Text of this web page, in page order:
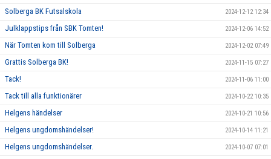
Solberga BK Futsalskola 2024-12-12 12:34
Julklappstips från SBK Tomten! 2024-12-06 14:52
När Tomten kom till Solberga 2024-12-02 07:49
Grattis Solberga BK! 2024-11-15 07:27
Tack! 2024-11-06 11:00
Tack till alla funktionärer 2024-10-22 10:35
Helgens händelser 2024-10-21 10:56
Helgens ungdomshändelser! 2024-10-14 11:21
Helgens ungdomshändelser. 2024-10-07 07:01